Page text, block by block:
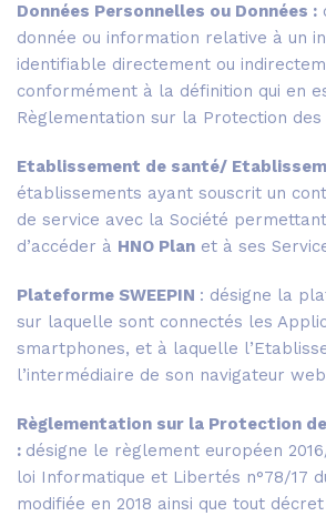
Données Personnelles ou Données :
donnée ou information relative à un
identifiable directement ou
conformément à la définition qui en
Règlementation sur la Protection des
Etablissement de santé/
établissements ayant souscrit un
de service avec la Société
d’accéder à HNO Plan et à ses
Plateforme SWEEPIN : désigne la
sur laquelle sont connectés les
smartphones, et à laquelle
l’intermédiaire de son navigateur
Règlementation sur la Protection
: désigne le règlement européen
loi Informatique et Libertés n°78/17
modifiée en 2018 ainsi que tout